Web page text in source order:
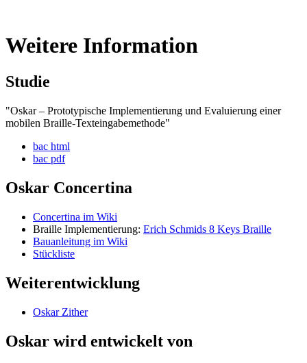
Weitere Information
Studie
"Oskar – Prototypische Implementierung und Evaluierung einer
mobilen Braille-Texteingabemethode"
bac html
bac pdf
Oskar Concertina
Concertina im Wiki
Braille Implementierung: Erich Schmids 8 Keys Braille
Bauanleitung im Wiki
Stückliste
Weiterentwicklung
Oskar Zither
Oskar wird entwickelt von